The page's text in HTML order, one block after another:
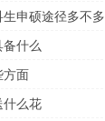
申硕途径多不多
什么
方面
什么花